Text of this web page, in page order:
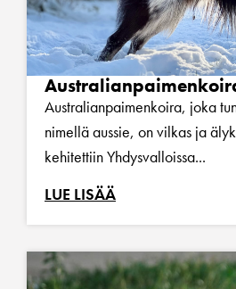
Australianpaimenkoira, joka
nimellä aussie, on vilkas ja
kehitettiin Yhdysvalloissa...
LUE LISÄÄ